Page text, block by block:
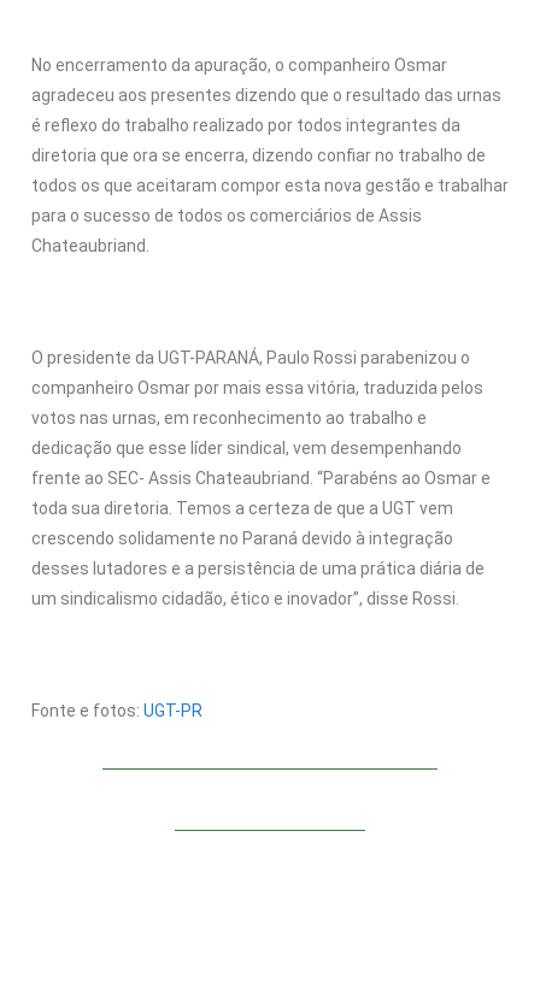
No encerramento da apuração, o companheiro Osmar
agradeceu aos presentes dizendo que o resultado das urnas
é reflexo do trabalho realizado por todos integrantes da
diretoria que ora se encerra, dizendo confiar no trabalho de
todos os que aceitaram compor esta nova gestão e trabalhar
para o sucesso de todos os comerciários de Assis
Chateaubriand.
O presidente da UGT-PARANÁ, Paulo Rossi parabenizou o
companheiro Osmar por mais essa vitória, traduzida pelos
votos nas urnas, em reconhecimento ao trabalho e
dedicação que esse líder sindical, vem desempenhando
frente ao SEC- Assis Chateaubriand. “Parabéns ao Osmar e
toda sua diretoria. Temos a certeza de que a UGT vem
crescendo solidamente no Paraná devido à integração
desses lutadores e a persistência de uma prática diária de
um sindicalismo cidadão, ético e inovador”, disse Rossi.
Fonte e fotos: UGT-PR